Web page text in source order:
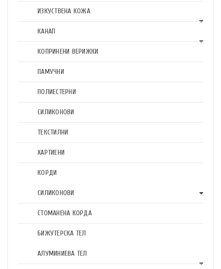
ИЗКУСТВЕНА КОЖА
КАНАП
КОПРИНЕНИ ВЕРИЖКИ
ПАМУЧНИ
ПОЛИЕСТЕРНИ
СИЛИКОНОВИ
ТЕКСТИЛНИ
ХАРТИЕНИ
КОРДИ
СИЛИКОНОВИ
СТОМАНЕНА КОРДА
БИЖУТЕРСКА ТЕЛ
АЛУМИНИЕВА ТЕЛ